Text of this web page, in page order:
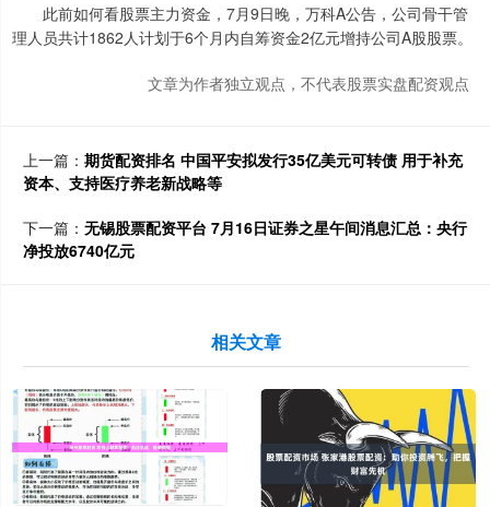
此前如何看股票主力资金，7月9日晚，万科A公告，公司骨干管
理人员共计1862人计划于6个月内自筹资金2亿元增持公司A股股票。
文章为作者独立观点，不代表股票实盘配资观点
上一篇： 期货配资排名 中国平安拟发行35亿美元可转债 用于补充
资本、支持医疗养老新战略等
下一篇： 无锡股票配资平台 7月16日证券之星午间消息汇总：央行
净投放6740亿元
相关文章